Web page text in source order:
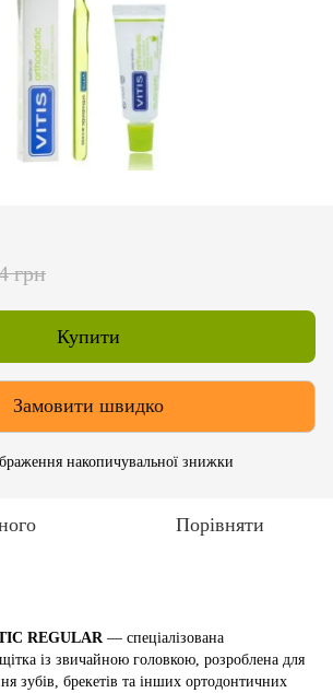
грн
Купити
Замовити швидко
накопичувальної знижки
Порівняти
REGULAR — спеціалізована
із звичайною головкою, розроблена для
зубів, брекетів та інших ортодонтичних